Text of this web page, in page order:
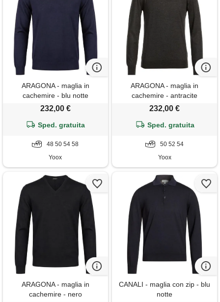
ARAGONA - maglia in
cachemire - blu notte
232,00 €
Sped. gratuita
48 50 54 58
Yoox
ARAGONA - maglia in
cachemire - antracite
232,00 €
Sped. gratuita
50 52 54
Yoox
ARAGONA - maglia in
cachemire - nero
CANALI - maglia con zip - blu
notte